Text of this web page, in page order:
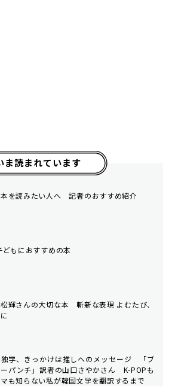
ま読まれています
を読みたい人へ 記者のおすすめ紹介
どもにおすすめの本
輝さんの大切な本 斬新な表現 よむたび、
学、きっかけは推しへのメッセージ 「ブ
パンチ」訳者の山口さやかさん K-POPも
も知らない私が韓国文学を翻訳するまで